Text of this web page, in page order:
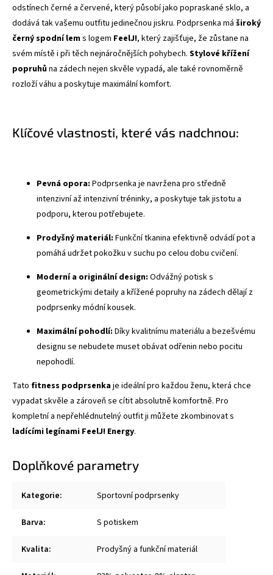
odstínech černé a červené, který působí jako popraskané sklo, a
dodává tak vašemu outfitu jedinečnou jiskru. Podprsenka má široký
černý spodní lems logem FeelJ!, který zajišťuje, že zůstane na
svém místě i při těch nejnáročnějších pohybech. Stylové křížení
popruhůna zádech nejen skvěle vypadá, ale také rovnoměrně
rozloží váhu a poskytuje maximální komfort.
Klíčové vlastnosti, které vás nadchnou:
Pevná opora: Podprsenka je navržena pro středně
intenzivní až intenzivní tréninky, a poskytuje tak jistotu a
podporu, kterou potřebujete.
Prodyšný materiál: Funkční tkanina efektivně odvádí pot a
pomáhá udržet pokožku v suchu po celou dobu cvičení.
Moderní a originální design: Odvážný potisk s
geometrickými detaily a křížené popruhy na zádech dělají z
podprsenky módní kousek.
Maximální pohodlí: Díky kvalitnímu materiálu a bezešvému
designu se nebudete muset obávat odřenin nebo pocitu
nepohodlí.
Tato fitness podprsenkaje ideální pro každou ženu, která chce
vypadat skvěle a zároveň se cítit absolutně komfortně. Pro
kompletní a nepřehlédnutelný outfit ji můžete zkombinovat s
ladícími legínami FeelJ! Energy.
Doplňkové parametry
Kategorie: Sportovní podprsenky
Barva: S potiskem
Kvalita: Prodyšný a funkční materiál